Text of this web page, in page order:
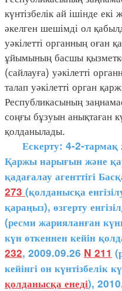
күнтізбелік ай ішінде
әкелген шешімді ол
уәкілетті органның оған
ұйымының басшы
(сайлауға) уәкілетті
талап уәкілетті орган
Республикасының
соңғы бұзуын анықтаған
қолданылады.
Ескерту: 4-2-тармақ
Қаржы нарығын және
қадағалау агенттігі
273 (қолданысқа
қараңыз), өзгерту
(ресми жарияланған
күн өткеннен кейін
232, 2009.09.26 N 211
кейінгі он күнтізбелік
қолданысқа енеді),